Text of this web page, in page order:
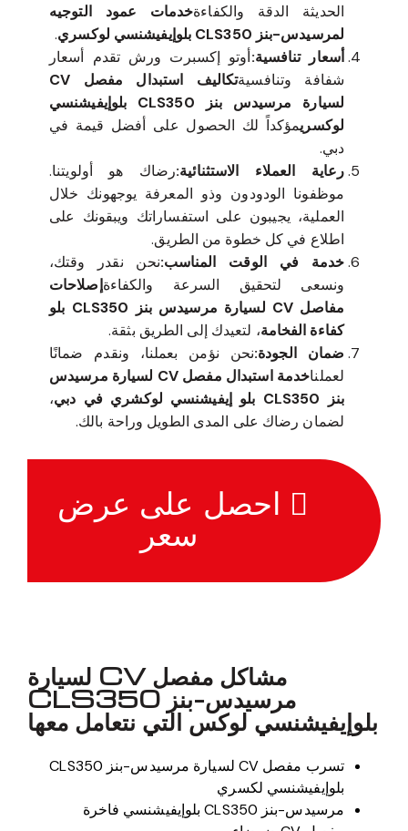
الحديثة الدقة والكفاءةخدمات عمود التوجيه
لمرسيدس-بنز CLS350 بلوإيفيشنسي لوكسري
.
أسعار تنافسية:أوتو إكسبرت ورش تقدم أسعار
شفافة وتنافسية
تكاليف استبدال مفصل CV
لسيارة مرسيدس بنز CLS350 بلوإيفيشنسي
لوكسريمؤكداً لك الحصول على أفضل قيمة في
دبي.
رعاية العملاء الاستثنائية:رضاك هو أولويتنا.
موظفونا الودودون وذو المعرفة يوجهونك خلال
العملية، يجيبون على استفساراتك ويبقونك على
اطلاع في كل خطوة من الطريق.
خدمة في الوقت المناسب:نحن نقدر وقتك،
ونسعى لتحقيق السرعة والكفاءةإصلاحات
مفاصل CV لسيارة مرسيدس بنز CLS350 بلو
كفاءة الفخامة، لتعيدك إلى الطريق بثقة.
ضمان الجودة:نحن نؤمن بعملنا، ونقدم ضمانًا
لعملنا
خدمة استبدال مفصل CV لسيارة مرسيدس
بنز CLS350 بلو إيفيشنسي لوكشري في دبي
،
لضمان رضاك على المدى الطويل وراحة بالك.
احصل على عرض
سعر
مشاكل مفصل CV لسيارة
مرسيدس-بنز CLS350
بلوإيفيشنسي لوكس التي نتعامل معها
تسرب مفصل CV لسيارة مرسيدس-بنز CLS350
بلوإيفيشنسي لكسري
مرسيدس-بنز CLS350 بلوإيفيشنسي فاخرة